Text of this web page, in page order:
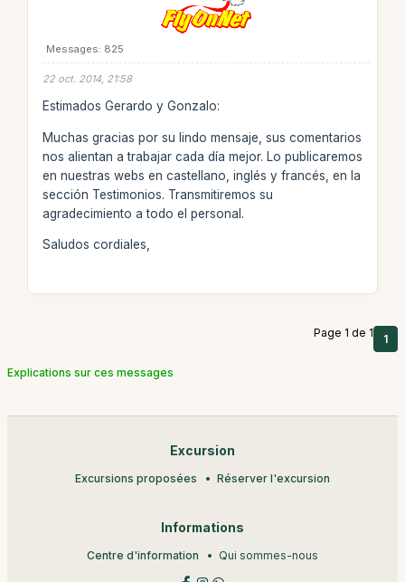
Messages: 825
22 oct. 2014, 21:58
Estimados Gerardo y Gonzalo:
Muchas gracias por su lindo mensaje, sus comentarios
nos alientan a trabajar cada día mejor. Lo publicaremos
en nuestras webs en castellano, inglés y francés, en la
sección Testimonios. Transmitiremos su
agradecimiento a todo el personal.
Saludos cordiales,
Page 1 de 1 1
Explications sur ces messages
Excursion
Excursions proposées Réserver l'excursion
Informations
Centre d'information Qui sommes-nous